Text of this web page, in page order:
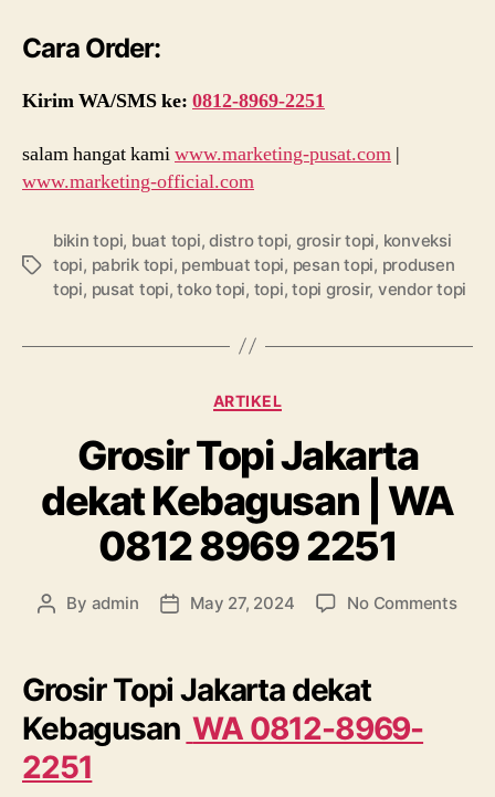
Cara Order:
Kirim WA/SMS ke: 0812-8969-2251
salam hangat kamiwww.marketing-pusat.com |
www.marketing-official.com
Tags
bikin topi, buat topi,distro topi, grosir topi, konveksi
topi, pabrik topi, pembuat topi, pesan topi, produsen
topi, pusat topi,toko topi, topi,topi grosir, vendor topi
Categories
ARTIKEL
Grosir Topi Jakarta
dekat Kebagusan | WA
0812 8969 2251
Post
By admin
PostMay 27, 2024 No Commentson
Grosir Topi Jakarta dekat
Kebagusan WA 0812-8969-
2251